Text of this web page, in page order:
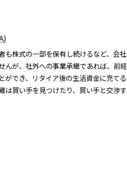
も株式の一部を保有し続けるなど、会
んが、社外への事業承継であれば、前
ができ、リタイア後の生活資金に充て
は買い手を見つけたり、買い手と交渉す